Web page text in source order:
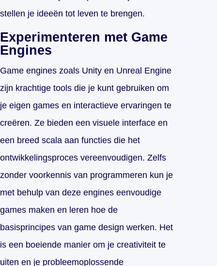
stellen je ideeën tot leven te brengen.
Experimenteren met Game
Engines
Game engines zoals Unity en Unreal Engine
zijn krachtige tools die je kunt gebruiken om
je eigen games en interactieve ervaringen te
creëren. Ze bieden een visuele interface en
een breed scala aan functies die het
ontwikkelingsproces vereenvoudigen. Zelfs
zonder voorkennis van programmeren kun je
met behulp van deze engines eenvoudige
games maken en leren hoe de
basisprincipes van game design werken. Het
is een boeiende manier om je creativiteit te
uiten en je probleemoplossende